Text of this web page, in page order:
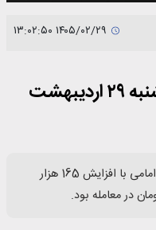
قیمت طلا و سکه امروز سه‌شنبه ۲۹ اردیبهشت
قیمت طلای 18 عیار صعودی شد و سکه امامی با افزایش 165 هزار